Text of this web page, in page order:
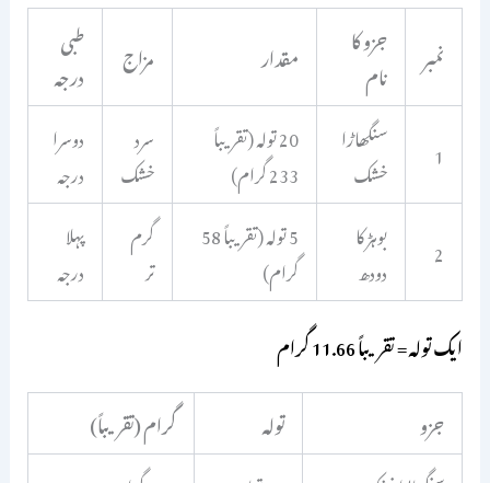
نمبر
جزو کا
نام
مقدار مزاج
طبی
درجہ
1
سنگھاڑا
خشک
20 تولہ (تقریباً
233 گرام)
سرد
خشک
دوسرا
درجہ
2
بوہڑ کا
دودھ
5 تولہ (تقریباً 58
گرام)
گرم
تر
پہلا
درجہ
ایک تولہ = تقریباً 11.66 گرام
جزو
تولہ
گرام (تقریباً)